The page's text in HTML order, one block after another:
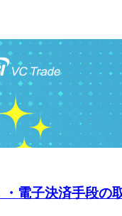
電子決済手段の